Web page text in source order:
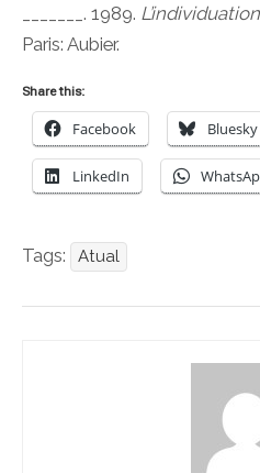
_______. 1989.
Paris: Aubier.
Share this:
Facebook Bluesky
LinkedIn
Tags: Atual